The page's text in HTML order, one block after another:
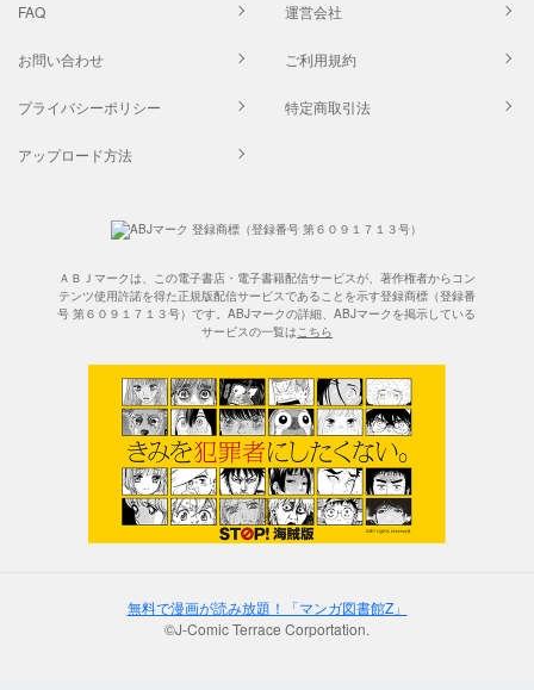
FAQ 運営会社
お問い合わせ ご利用規約
プライバシーポリシー 特定商取引法
アップロード方法
ＡＢＪマークは、この電子書店・電子書籍配信サービスが、著作権者からコン
テンツ使用許諾を得た正規版配信サービスであることを示す登録商標（登録番
号 第６０９１７１３号）です。ABJマークの詳細、ABJマークを掲示している
サービスの一覧はこちら
無料で漫画が読み放題！「マンガ図書館Z」
©J-Comic Terrace Corportation.